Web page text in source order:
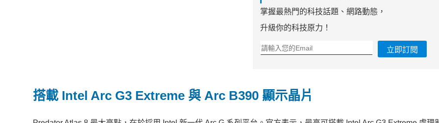
掌握最熱門的科技話題、網路動態，
升級你的科技原力！
立即訂閱
搭載 Intel Arc G3 Extreme 與 Arc B390 顯示晶片